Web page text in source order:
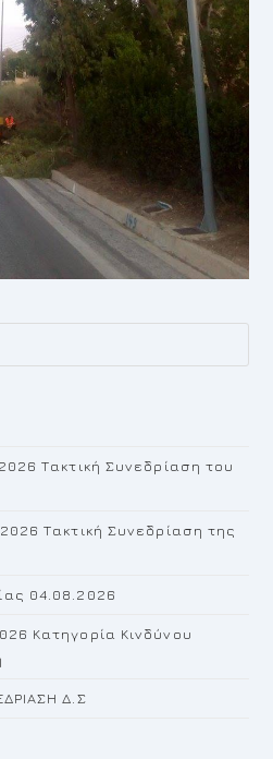
Τακτική Συνεδρίαση του
Τακτική Συνεδρίαση της
04.08.2026
Κατηγορία Κινδύνου
Δ.Σ